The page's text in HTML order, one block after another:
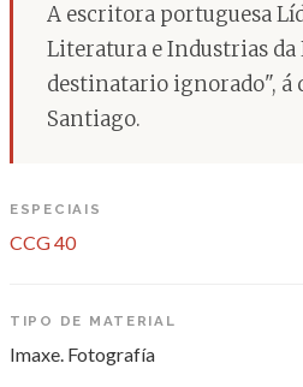
A escritora portuguesa
Literatura e Industrias
destinatario ignorado", á
Santiago.
ESPECIAIS
CCG 40
TIPO DE MATERIAL
Imaxe. Fotografía